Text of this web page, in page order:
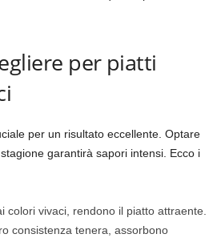
per piatti
per un risultato eccellente. Optare
garantirà sapori intensi. Ecco i
colori vivaci, rendono il piatto attraente.
consistenza tenera, assorbono